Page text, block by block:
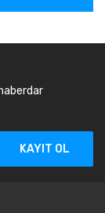
KAYIT OL